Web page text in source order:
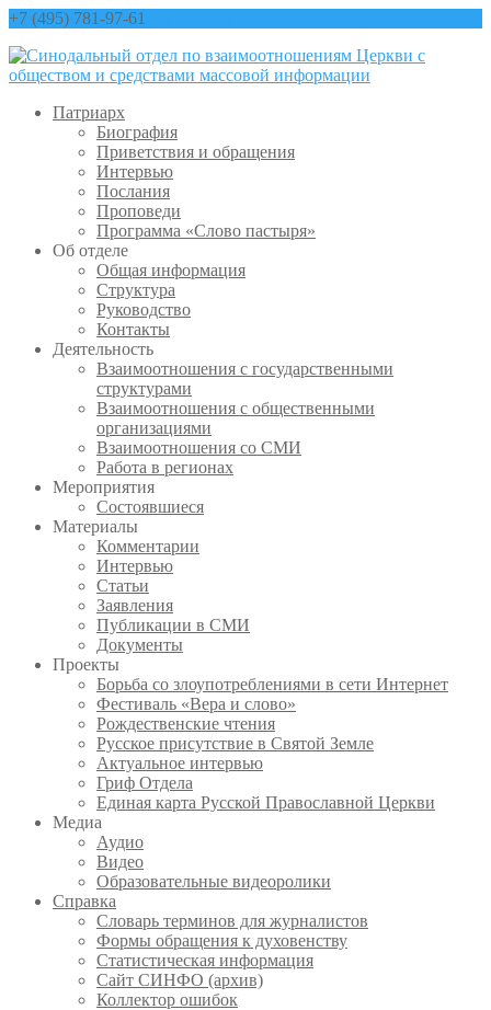
+7 (495) 781-97-61
Патриарх
Биография
Приветствия и обращения
Интервью
Послания
Проповеди
Программа «Слово пастыря»
Об отделе
Общая информация
Структура
Руководство
Контакты
Деятельность
Взаимоотношения с государственными
структурами
Взаимоотношения с общественными
организациями
Взаимоотношения со СМИ
Работа в регионах
Мероприятия
Состоявшиеся
Материалы
Комментарии
Интервью
Статьи
Заявления
Публикации в СМИ
Документы
Проекты
Борьба со злоупотреблениями в сети Интернет
Фестиваль «Вера и слово»
Рождественские чтения
Русское присутствие в Святой Земле
Актуальное интервью
Гриф Отдела
Единая карта Русской Православной Церкви
Медиа
Аудио
Видео
Образовательные видеоролики
Справка
Словарь терминов для журналистов
Формы обращения к духовенству
Статистическая информация
Сайт СИНФО (архив)
Коллектор ошибок